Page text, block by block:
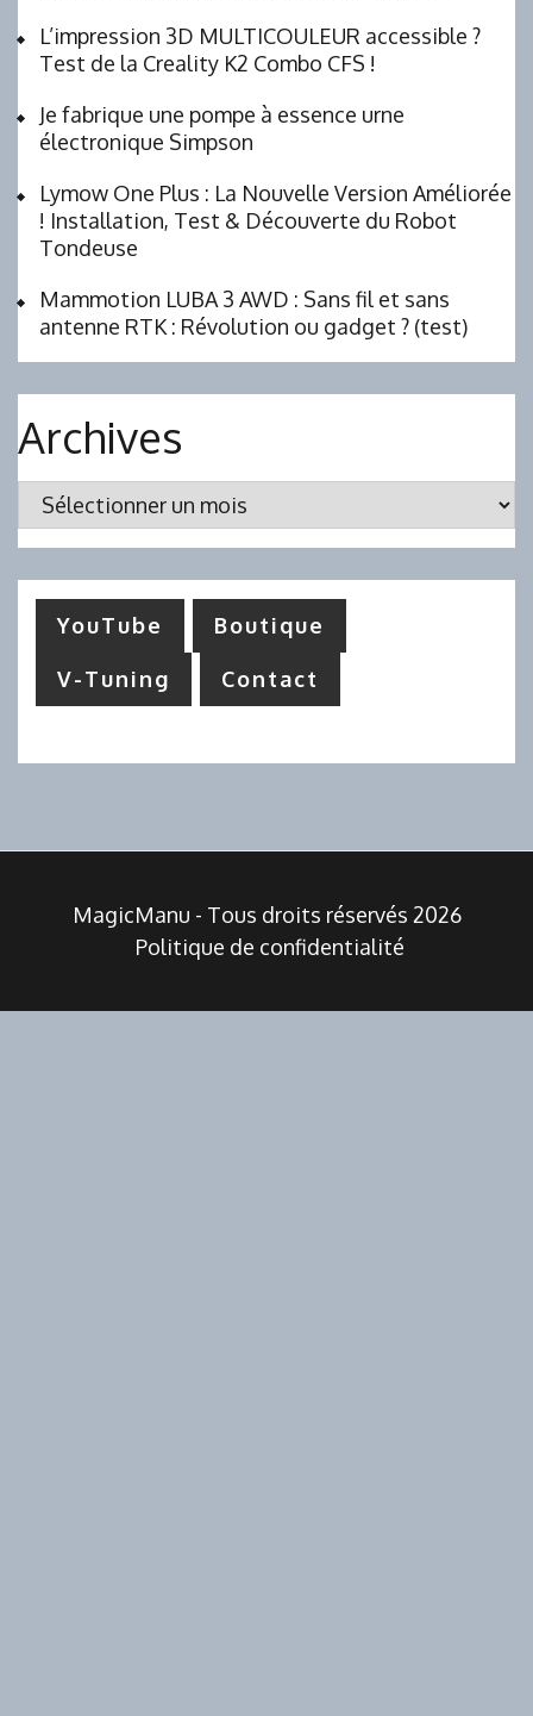
L’impression 3D MULTICOULEUR accessible ?
Test de la Creality K2 Combo CFS !
Je fabrique une pompe à essence urne
électronique Simpson
Lymow One Plus : La Nouvelle Version Améliorée
! Installation, Test & Découverte du Robot
Tondeuse
Mammotion LUBA 3 AWD : Sans fil et sans
antenne RTK : Révolution ou gadget ? (test)
Archives
Archives
YouTube Boutique
V-Tuning Contact
MagicManu - Tous droits réservés 2026
Politique de confidentialité